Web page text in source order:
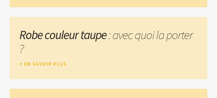
Robe couleur taupe: avec quoi la porter
?
EN SAVOIR PLUS